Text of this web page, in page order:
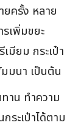
ยครั้ง หลาย
รเพิ่มขยะ
มียม กระเป๋า
มมนา เป็นต้น
าน ทำความ
ระเป๋าได้ตาม